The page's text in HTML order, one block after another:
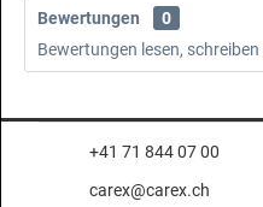
Bewertungen
0
Bewertungen lesen,
+41 71 844 07 00
carex@carex.ch